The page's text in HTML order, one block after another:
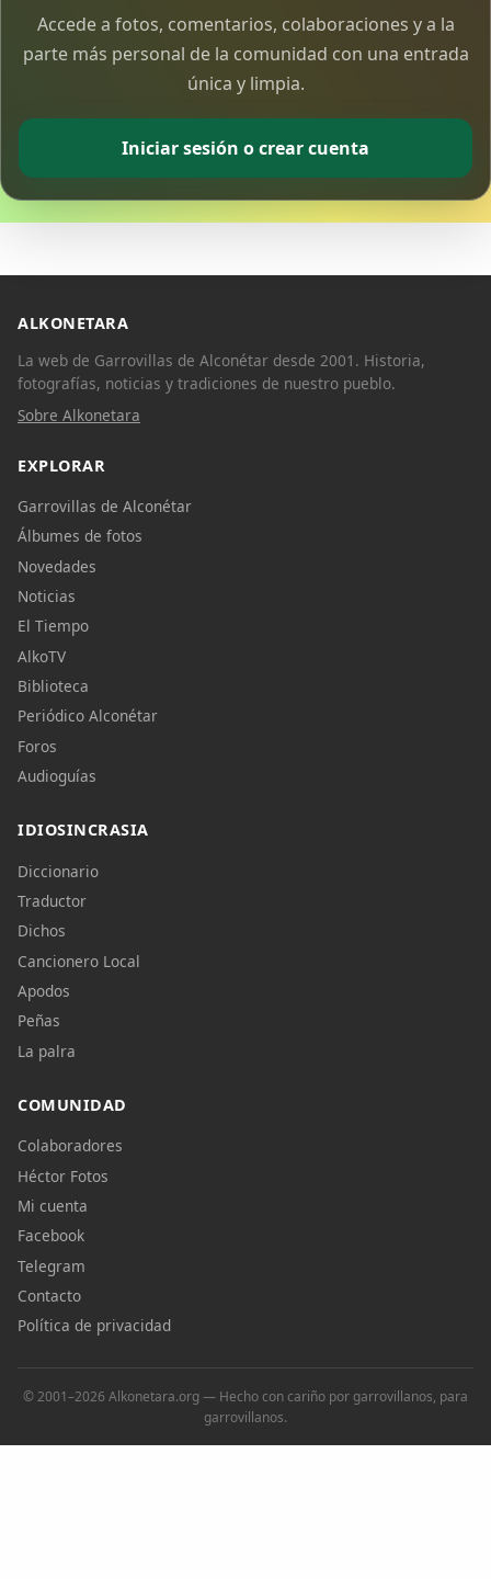
Accede a fotos, comentarios, colaboraciones y a la
parte más personal de la comunidad con una entrada
única y limpia.
Iniciar sesión o crear cuenta
ALKONETARA
La web de Garrovillas de Alconétar desde 2001. Historia,
fotografías, noticias y tradiciones de nuestro pueblo.
Sobre Alkonetara
EXPLORAR
Garrovillas de Alconétar
Álbumes de fotos
Novedades
Noticias
El Tiempo
AlkoTV
Biblioteca
Periódico Alconétar
Foros
Audioguías
IDIOSINCRASIA
Diccionario
Traductor
Dichos
Cancionero Local
Apodos
Peñas
La palra
COMUNIDAD
Colaboradores
Héctor Fotos
Mi cuenta
Facebook
Telegram
Contacto
Política de privacidad
© 2001–2026 Alkonetara.org — Hecho con cariño por garrovillanos, para
garrovillanos.